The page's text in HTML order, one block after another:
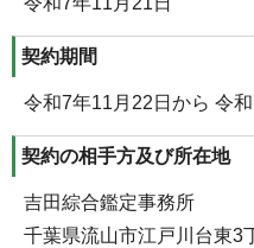
契約期間
令和7年11月22日から 令
契約の相手方及び所在地
吉田綜合鑑定事務所
千葉県流山市江戸川台東3